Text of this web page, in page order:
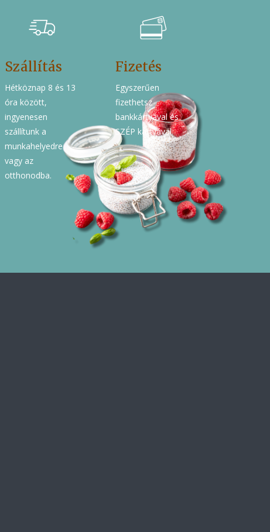
Szállítás
Hétköznap 8 és 13
óra között,
ingyenesen
szállítunk a
munkahelyedre
vagy az
otthonodba.
Fizetés
Egyszerűen
fizethetsz
bankkártyával és
SZÉP kártyával.